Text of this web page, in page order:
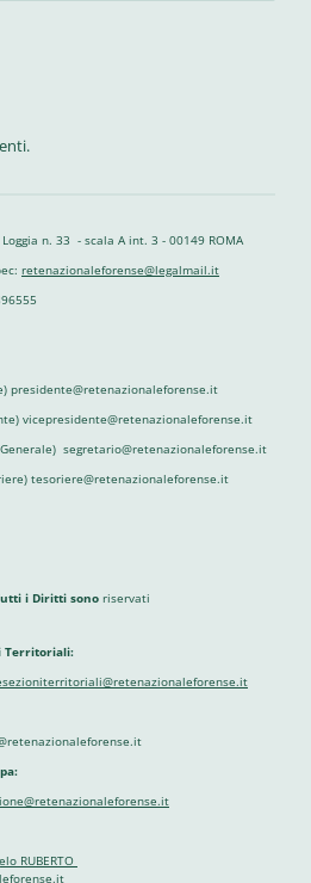
n. 33 - scala A int. 3 - 00149 ROMA
retenazionaleforense@legalmail.it
presidente@retenazionaleforense.it
vicepresidente@retenazionaleforense.it
Generale) segretario@retenazionaleforense.it
tesoriere@retenazionaleforense.it
i Diritti sono riservati
Territoriali:
RUBERTO